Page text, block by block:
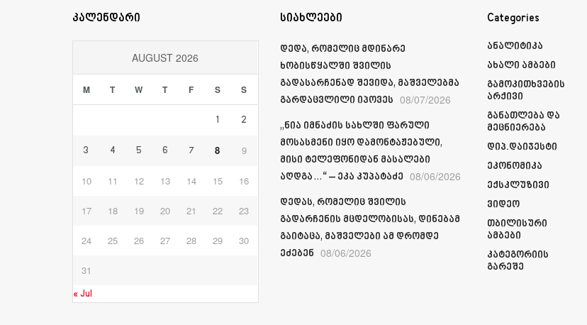
კალენდარი
AUGUST 2026
M T W T F S S
1 2
3 4 5 6 7 8 9
10 11 12 13 14 15 16
17 18 19 20 21 22 23
24 25 26 27 28 29 30
31
« Jul
სიახლეები
დედა, რომელიც მდინარე
ხობისწყალში შვილის
გადასარჩენად შევიდა, მაშველებმა
გარდაცვლილი იპოვეს 08/07/2026
„ნია იმნაძის სახლში ფარული
მოსასმენი იყო დამონტაჟებული,
მისი ტელეფონიდან მასალები
აღდგა…“ – ეკა კუპატაძე 08/06/2026
დედას, რომელიც შვილის
გადარჩენის მცდელობისას, დინებამ
გაიტაცა, მაშველები ამ დრომდე
ეძებენ 08/06/2026
Categories
Ანალიტიკა
Ახალი Ამბები
Გამოკითხვების
Არქივი
Განათლება Და
Მეცნიერება
Დიპ.დაიჯესტი
Ეკონომიკა
Ექსკლუზივი
Ვიდეო
Თბილისური
Ამბები
Კატეგორიის
Გარეშე